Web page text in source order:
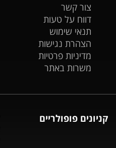
צור קשר
דווח על טעות
תנאי שימוש
הצהרת נגישות
מדיניות פרטיות
משרות באתר
קניונים פופולריים